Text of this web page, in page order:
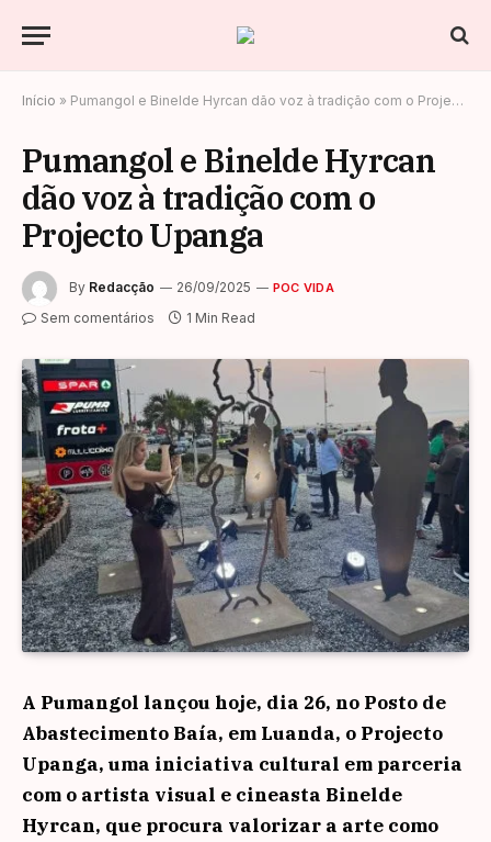
Início » Pumangol e Binelde Hyrcan dão voz à tradição com o Projecto Upanga
Pumangol e Binelde Hyrcan
dão voz à tradição com o
Projecto Upanga
By Redacção 26/09/2025 POC VIDA
Sem comentários 1 Min Read
A Pumangol lançou hoje, dia 26, no Posto de
Abastecimento Baía, em Luanda, o Projecto
Upanga, uma iniciativa cultural em parceria
com o artista visual e cineasta Binelde
Hyrcan, que procura valorizar a arte como